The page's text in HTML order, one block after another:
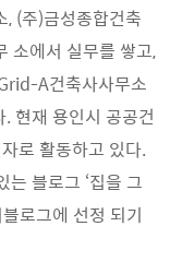
, (주)금성종합건축
소에서 실무를 쌓고,
A건축사사무소
현재 용인시 공공건
로 활동하고 있다.
블로그 ‘집을 그
로그에 선정 되기